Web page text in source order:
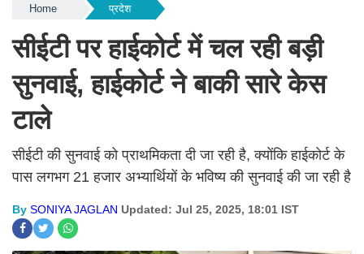
Home प्रदेश
सीईटी पर हाईकोर्ट में चल रही बड़ी
सुनवाई, हाईकोर्ट ने बाकी सारे केस
टाले
सीईटी की सुनवाई को प्राथमिकता दी जा रही है, क्योंकि हाईकोर्ट के
पास लगभग 21 हजार अभ्यार्थियों के भविष्य की सुनवाई की जा रही है
By SONIYA JAGLAN Updated: Jul 25, 2025, 18:01 IST